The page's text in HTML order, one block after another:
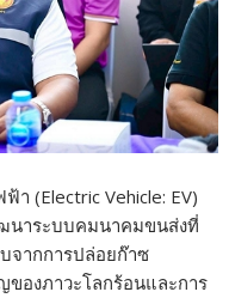
า (Electric Vehicle: EV)
นาระบบคมนาคมขนส่งที่
จากการปล่อยก๊าซ
องภาวะโลกร้อนและการ